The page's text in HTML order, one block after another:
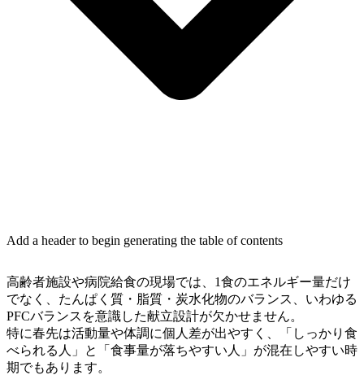
Add a header to begin generating the table of contents
高齢者施設や病院給食の現場では、1食のエネルギー量だけ
でなく、たんぱく質・脂質・炭水化物のバランス、いわゆる
PFCバランスを意識した献立設計が欠かせません。
特に春先は活動量や体調に個人差が出やすく、「しっかり食
べられる人」と「食事量が落ちやすい人」が混在しやすい時
期でもあります。